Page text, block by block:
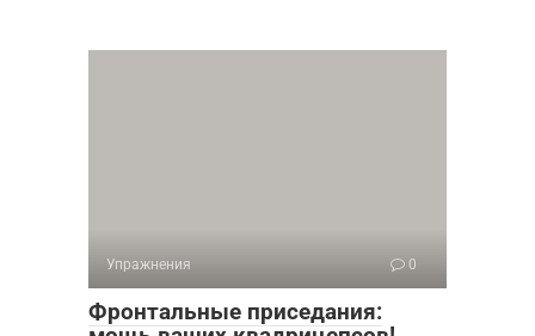
Упражнения 0
Фронтальные приседания: